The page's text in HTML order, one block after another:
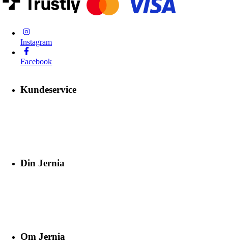
Instagram
Facebook
Kundeservice
Din Jernia
Om Jernia